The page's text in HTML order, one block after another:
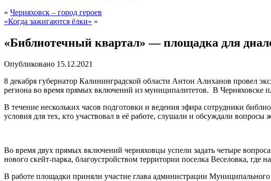
« Черняховск – город героев
«Когда зажигаются ёлки» »
«Библиотечный квартал» — площадка для
Опубликовано 15.12.2021
8 декабря губернатор Калининградской области Антон Алиханов провел
региона во время прямых включений из муниципалитетов. В Черняховске
В течение нескольких часов подготовки и ведения эфира сотрудники
условия для тех, кто участвовал в её работе, слушали и обсуждали вопросы
Во время двух прямых включений черняховцы успели задать четыре
нового скейт-парка, благоустройством территории поселка Веселовка,
В работе площадки приняли участие глава администрации